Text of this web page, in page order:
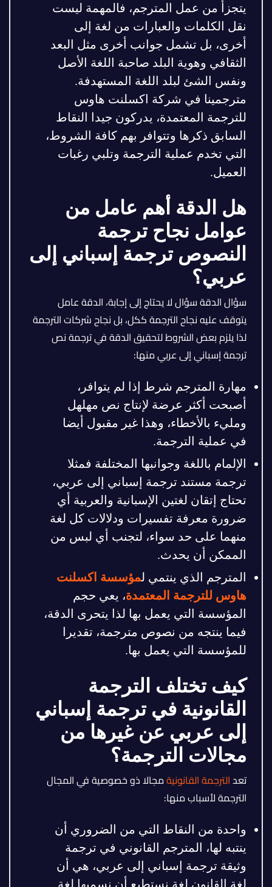
يتجزأ من عمل المترجم، فالمهمة ليست
نقل الكلمات والعبارات من لغة إلى
أخرى، بل تشمل جوانب أخرى مثل البعد
الثقافي وهوية البلد صاحبة اللغة الأصل
ونفس الشئ لبلد اللغة المستهدفة.
مترجمينا في شركة اكسلنت هاوس
للترجمة المعتمدة، يدركون جيدا النقاط
السابق ذكرها وتتوافر بهم كافة الشروط،
التي تخدم عملية الترجمة وتلبي رغبات
العميل.
هل الدقة أهم عامل من
عوامل نجاح ترجمة
النصوص ترجمة إسباني إلى
عربي؟
سؤال الدقة سؤال لا يحتاج إلى إجابة، الدقة عامل
يتوقف عليه نجاح الترجمة ككل، بل نجاح شركات الترجمة
لذا يلزم بعض الشروط لتحقيق الدقة في ترجمة نص
ترجمة إسباني إلى عربي منها:
مهارة المترجم شرط إذا لم يتوافر،
أصبحت أكثر عرضة لإنتاج نص مهلهل
ومليء بالأخطاء، وهذا غير مقبول أيضا
في عملية الترجمة.
الإلمام باللغة وجوانبها المختلفة فمثلا
ترجمة مستند ترجمة إسباني إلى عربي،
تحتاج إتقان لغتين الإسبانية والعربية أي
ضرورة معرفة تفسيرات ودلالات كل لغة
منهما على حد سواء، لتجنب أي لبس من
الممكن أن يحدث.
المترجم الذي ينتمي لمؤسسة اكسلنت
هاوس للترجمة المعتمدة، يعي حجم
المؤسسة التي يعمل بها لذا يتحرى الدقة،
فيما ينتجه من نصوص مترجمة، تقديرا
للمؤسسة التي يعمل بها.
كيف تختلف الترجمة
القانونية في ترجمة إسباني
إلى عربي عن غيرها من
مجالات الترجمة؟
تعدالترجمة القانونيةمجالا ذو خصوصية في المجال
الترجمة لأسباب منها:
واحدة من النقاط التي من الضروري أن
ينتبه لها، المترجم القانوني في ترجمة
وثيقة ترجمة إسباني إلى عربي، هي أن
لغة القانون لغة نستطيع أن نسميها لغة